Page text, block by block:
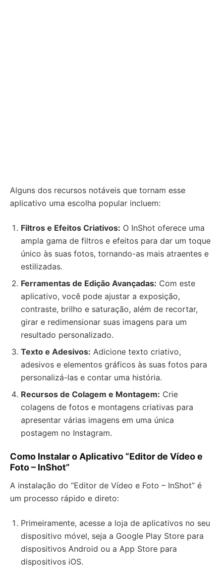
Alguns dos recursos notáveis que tornam esse
aplicativo uma escolha popular incluem:
Filtros e Efeitos Criativos: O InShot oferece uma
ampla gama de filtros e efeitos para dar um toque
único às suas fotos, tornando-as mais atraentes e
estilizadas.
Ferramentas de Edição Avançadas: Com este
aplicativo, você pode ajustar a exposição,
contraste, brilho e saturação, além de recortar,
girar e redimensionar suas imagens para um
resultado personalizado.
Texto e Adesivos: Adicione texto criativo,
adesivos e elementos gráficos às suas fotos para
personalizá-las e contar uma história.
Recursos de Colagem e Montagem: Crie
colagens de fotos e montagens criativas para
apresentar várias imagens em uma única
postagem no Instagram.
Como Instalar o Aplicativo “Editor de Vídeo e
Foto – InShot”
A instalação do “Editor de Vídeo e Foto – InShot” é
um processo rápido e direto:
Primeiramente, acesse a loja de aplicativos no seu
dispositivo móvel, seja a Google Play Store para
dispositivos Android ou a App Store para
dispositivos iOS.